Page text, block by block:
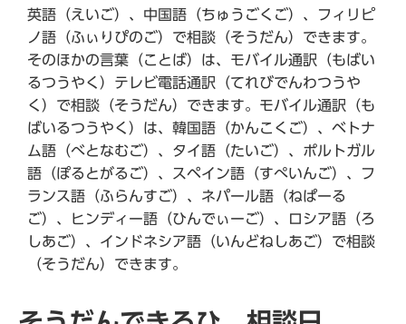
英語（えいご）、中国語（ちゅうごくご）、フィリピ
ノ語（ふぃりぴのご）で相談（そうだん）できます。
そのほかの言葉（ことば）は、モバイル通訳（もばい
るつうやく）テレビ電話通訳（てれびでんわつうや
く）で相談（そうだん）できます。モバイル通訳（も
ばいるつうやく）は、韓国語（かんこくご）、ベトナ
ム語（べとなむご）、タイ語（たいご）、ポルトガル
語（ぽるとがるご）、スペイン語（すぺいんご）、フ
ランス語（ふらんすご）、ネパール語（ねぱーる
ご）、ヒンディー語（ひんでぃーご）、ロシア語（ろ
しあご）、インドネシア語（いんどねしあご）で相談
（そうだん）できます。